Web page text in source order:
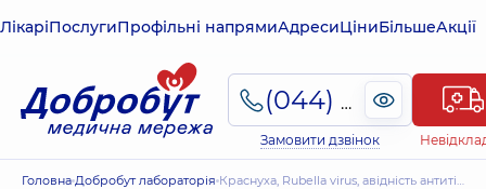
ЛікаріПослугиПрофільні напрямиАдресиЦіниБільшеАкції
(044) 495-2-888
Замовити дзвінок
Головна Добробут лабораторія Краснуха, Rubella virus, авідність антитіл IgG